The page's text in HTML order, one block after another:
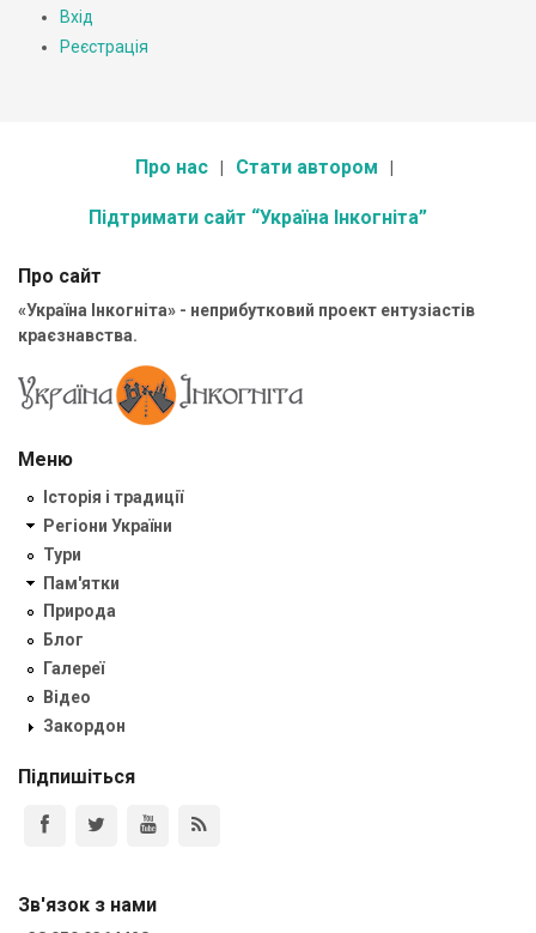
Вхід
Реєстрація
Про нас Стати автором
Підтримати сайт “Україна Інкогніта”
Про сайт
«Україна Інкогніта» - неприбутковий проект ентузіастів
краєзнавства.
Меню
Історія і традиції
Регіони України
Тури
Пам'ятки
Природа
Блог
Галереї
Відео
Закордон
Підпишіться
Зв'язок з нами